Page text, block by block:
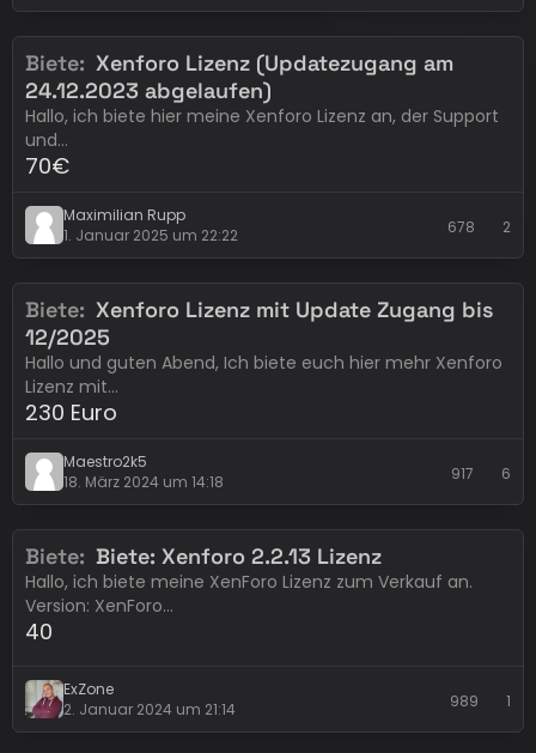
Erledigt xenForo
Biete
Xenforo Lizenz (Updatezugang am
24.12.2023 abgelaufen)
Hallo, ich biete hier meine Xenforo Lizenz an, der Support
und…
70€
Maximilian Rupp
1. Januar 2025 um 22:22
678 2
Erledigt xenForo
Biete
Xenforo Lizenz mit Update Zugang bis
12/2025
Hallo und guten Abend, Ich biete euch hier mehr Xenforo
Lizenz mit…
230 Euro
Maestro2k5
18. März 2024 um 14:18
917 6
Eintrag abgelaufen xenForo
Biete Biete: Xenforo 2.2.13 Lizenz
Hallo, ich biete meine XenForo Lizenz zum Verkauf an.
Version: XenForo…
40
ExZone
2. Januar 2024 um 21:14
989 1